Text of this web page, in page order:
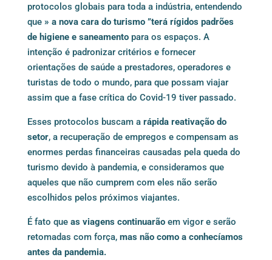
protocolos globais para toda a indústria, entendendo
que » a nova cara do turismo ”terá rígidos padrões
de higiene e saneamentopara os espaços. A
intenção é padronizar critérios e fornecer
orientações de saúde a prestadores, operadores e
turistas de todo o mundo, para que possam viajar
assim que a fase crítica do Covid-19 tiver passado.
Esses protocolos buscam arápida reativação do
setor, a recuperação de empregos e compensam as
enormes perdas financeiras causadas pela queda do
turismo devido à pandemia, e consideramos que
aqueles que não cumprem com eles não serão
escolhidos pelos próximos viajantes.
É fato que as viagens continuarãoem vigor e serão
retomadas com força, mas não como a conhecíamos
antes da pandemia.